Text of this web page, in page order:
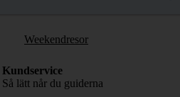
Weekendresor
Kundservice
Så lätt når du guiderna